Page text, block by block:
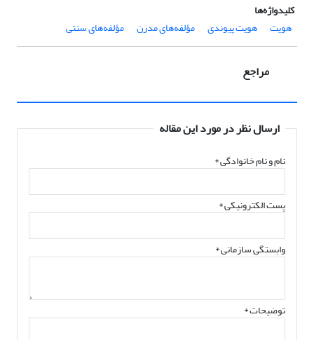
کلیدواژه‌ها
هویت
هویت پیوندی مؤلفه‌های مدرن مؤلفه‌های سنتی
مراجع
ارسال نظر در مورد این مقاله
نام و نام خانوادگی*
پست الکترونیکی*
وابستگی سازمانی *
توضیحات *